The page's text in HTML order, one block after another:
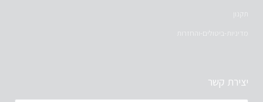
תקנון
מדיניות-ביטולים-והחזרות
יצירת קשר